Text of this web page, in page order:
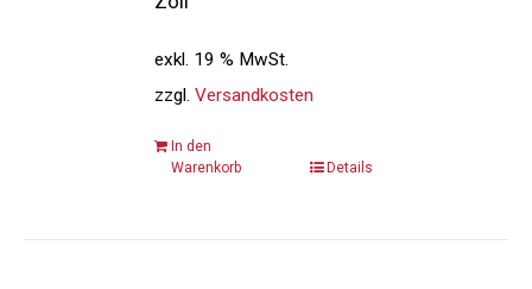
exkl. 19 % MwSt.
zzgl.Versandkosten
In den
Warenkorb
Details